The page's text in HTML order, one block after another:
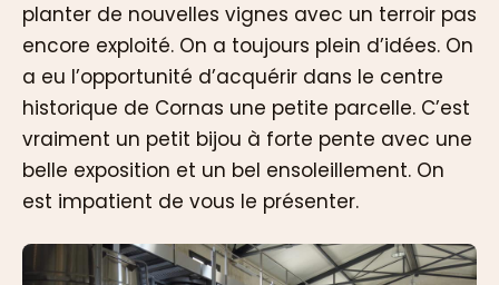
planter de nouvelles vignes avec un terroir pas
encore exploité. On a toujours plein d’idées. On
a eu l’opportunité d’acquérir dans le centre
historique de Cornas une petite parcelle. C’est
vraiment un petit bijou à forte pente avec une
belle exposition et un bel ensoleillement. On
est impatient de vous le présenter.